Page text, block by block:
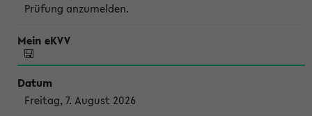
Prüfung anzumelden.
Freitag, 7. August 2026